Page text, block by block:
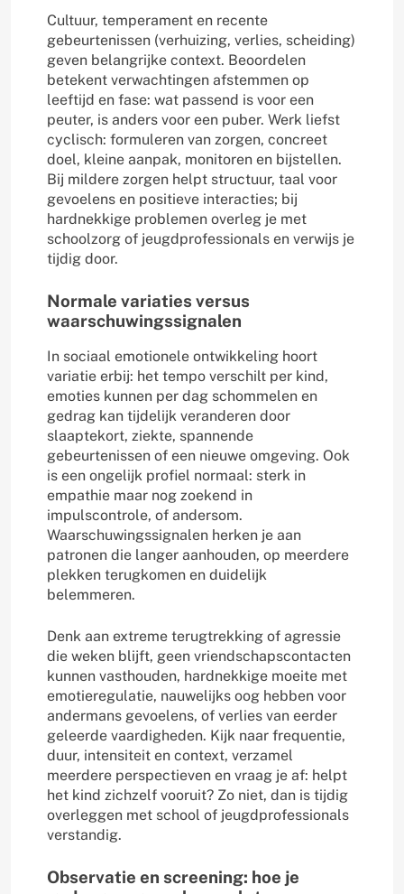
Cultuur, temperament en recente
gebeurtenissen (verhuizing, verlies, scheiding)
geven belangrijke context. Beoordelen
betekent verwachtingen afstemmen op
leeftijd en fase: wat passend is voor een
peuter, is anders voor een puber. Werk liefst
cyclisch: formuleren van zorgen, concreet
doel, kleine aanpak, monitoren en bijstellen.
Bij mildere zorgen helpt structuur, taal voor
gevoelens en positieve interacties; bij
hardnekkige problemen overleg je met
schoolzorg of jeugdprofessionals en verwijs je
tijdig door.
Normale variaties versus
waarschuwingssignalen
In sociaal emotionele ontwikkeling hoort
variatie erbij: het tempo verschilt per kind,
emoties kunnen per dag schommelen en
gedrag kan tijdelijk veranderen door
slaaptekort, ziekte, spannende
gebeurtenissen of een nieuwe omgeving. Ook
is een ongelijk profiel normaal: sterk in
empathie maar nog zoekend in
impulscontrole, of andersom.
Waarschuwingssignalen herken je aan
patronen die langer aanhouden, op meerdere
plekken terugkomen en duidelijk
belemmeren.
Denk aan extreme terugtrekking of agressie
die weken blijft, geen vriendschapscontacten
kunnen vasthouden, hardnekkige moeite met
emotieregulatie, nauwelijks oog hebben voor
andermans gevoelens, of verlies van eerder
geleerde vaardigheden. Kijk naar frequentie,
duur, intensiteit en context, verzamel
meerdere perspectieven en vraag je af: helpt
het kind zichzelf vooruit? Zo niet, dan is tijdig
overleggen met school of jeugdprofessionals
verstandig.
Observatie en screening: hoe je